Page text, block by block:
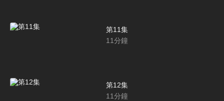
第11集
11分鐘
第12集
11分鐘